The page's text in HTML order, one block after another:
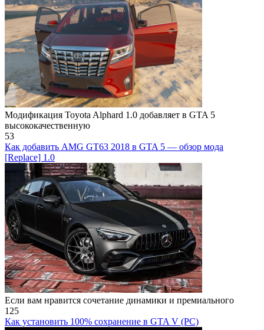
Модификация Toyota Alphard 1.0 добавляет в GTA 5
высококачественную
53
Как добавить AMG GT63 2018 в GTA 5 — обзор мода
[Replace] 1.0
Если вам нравится сочетание динамики и премиального
125
Как установить 100% сохранение в GTA V (PC)